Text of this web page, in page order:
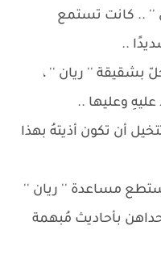
'' .. كانت تستمع
..
بشقيقة '' ريان '' ،
وعليها ..
أن تكون أذيتهُ بهذا
مساعدة '' ريان ''
بأحاديث مُبهمة